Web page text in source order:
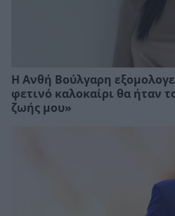
Η Ανθή Βούλγαρη
φετινό καλοκαίρι θα ήταν
ζωής μου»